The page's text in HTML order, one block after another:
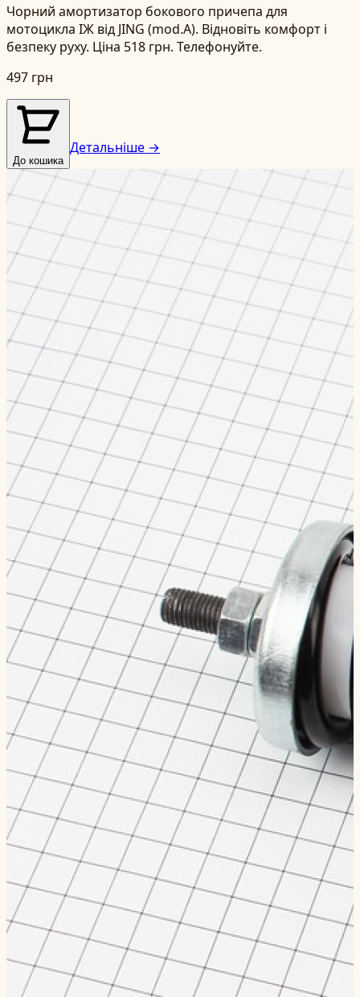
Чорний амортизатор бокового причепа для
мотоцикла ІЖ від JING (mod.A). Відновіть комфорт і
безпеку руху. Ціна 518 грн. Телефонуйте.
497 грн
До кошика
Детальніше →